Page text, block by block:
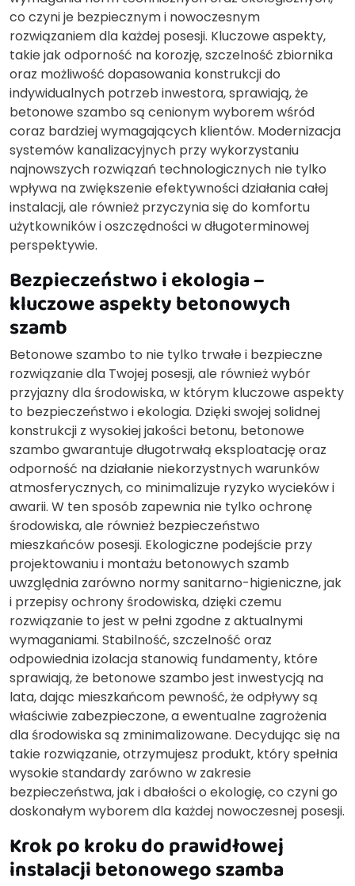
co czyni je bezpiecznym i nowoczesnym
rozwiązaniem dla każdej posesji. Kluczowe aspekty,
takie jak odporność na korozję, szczelność zbiornika
oraz możliwość dopasowania konstrukcji do
indywidualnych potrzeb inwestora, sprawiają, że
betonowe szambo są cenionym wyborem wśród
coraz bardziej wymagających klientów. Modernizacja
systemów kanalizacyjnych przy wykorzystaniu
najnowszych rozwiązań technologicznych nie tylko
wpływa na zwiększenie efektywności działania całej
instalacji, ale również przyczynia się do komfortu
użytkowników i oszczędności w długoterminowej
perspektywie.
Bezpieczeństwo i ekologia –
kluczowe aspekty betonowych
szamb
Betonowe szambo to nie tylko trwałe i bezpieczne
rozwiązanie dla Twojej posesji, ale również wybór
przyjazny dla środowiska, w którym kluczowe aspekty
to bezpieczeństwo i ekologia. Dzięki swojej solidnej
konstrukcji z wysokiej jakości betonu, betonowe
szambo gwarantuje długotrwałą eksploatację oraz
odporność na działanie niekorzystnych warunków
atmosferycznych, co minimalizuje ryzyko wycieków i
awarii. W ten sposób zapewnia nie tylko ochronę
środowiska, ale również bezpieczeństwo
mieszkańców posesji. Ekologiczne podejście przy
projektowaniu i montażu betonowych szamb
uwzględnia zarówno normy sanitarno-higieniczne, jak
i przepisy ochrony środowiska, dzięki czemu
rozwiązanie to jest w pełni zgodne z aktualnymi
wymaganiami. Stabilność, szczelność oraz
odpowiednia izolacja stanowią fundamenty, które
sprawiają, że betonowe szambo jest inwestycją na
lata, dając mieszkańcom pewność, że odpływy są
właściwie zabezpieczone, a ewentualne zagrożenia
dla środowiska są zminimalizowane. Decydując się na
takie rozwiązanie, otrzymujesz produkt, który spełnia
wysokie standardy zarówno w zakresie
bezpieczeństwa, jak i dbałości o ekologię, co czyni go
doskonałym wyborem dla każdej nowoczesnej posesji.
Krok po kroku do prawidłowej
instalacji betonowego szamba